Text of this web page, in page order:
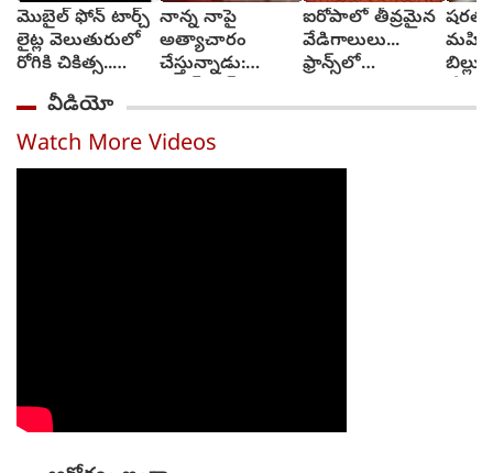
మొబైల్ ఫోన్ టార్చ్
లైట్ల వెలుతురులో
రోగికి చికిత్స..
ఎక్కడ?
నాన్న నాపై
అత్యాచారం
చేస్తున్నాడు:
పోలీసులకు బాలిక
ఫిర్యాదు
ఐరోపాలో తీవ్రమైన
వేడిగాలులు...
ఫ్రాన్స్‌లో
రవాణా వ్యవస్థలకు
మహిళా
గాంధీ
వీడియో
Watch More Videos